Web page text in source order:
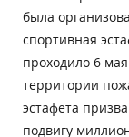
была
спортивная
проходило 6
территории
эстафета
подвигу